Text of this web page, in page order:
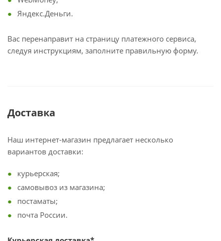
Яндекс.Деньги.
Вас перенаправит на страницу платежного сервиса,
следуя инструкциям, заполните правильную форму.
Доставка
Наш интернет-магазин предлагает несколько
вариантов доставки:
курьерская;
самовывоз из магазина;
постаматы;
почта России.